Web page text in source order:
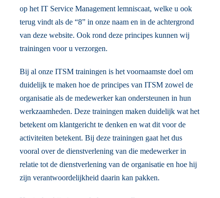
op het IT Service Management lemniscaat, welke u ook
terug vindt als de “8” in onze naam en in de achtergrond
van deze website. Ook rond deze principes kunnen wij
trainingen voor u verzorgen.
Bij al onze ITSM trainingen is het voornaamste doel om
duidelijk te maken hoe de principes van ITSM zowel de
organisatie als de medewerker kan ondersteunen in hun
werkzaamheden. Deze trainingen maken duidelijk wat het
betekent om klantgericht te denken en wat dit voor de
activiteiten betekent. Bij deze trainingen gaat het dus
vooral over de dienstverlening van die medewerker in
relatie tot de dienstverlening van de organisatie en hoe hij
zijn verantwoordelijkheid daarin kan pakken.